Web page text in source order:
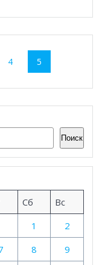
Страница
4 Страница
5
Поиск
Сб
Вс
1
2
8
9